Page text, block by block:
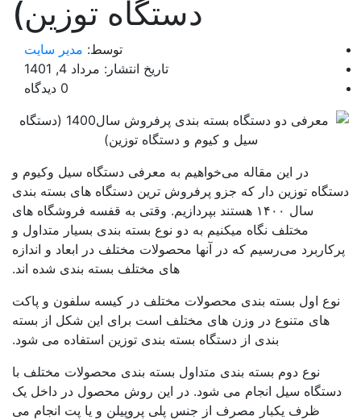
دستگاه توزین)
توسط:مدیر سایت
تاریخ انتشار: مرداد 4, 1401
در این مقاله می‌خواهیم به معرفی دستگاه سیل وکیوم و
توزین دار که جزو پرفروش ترین دستگاه های بسته بندی
سال ۱۴۰۰ هستند بپردازیم. وقتی به قفسه فروشگاه های
مختلف نگاه میکنیم به دو نوع بسته بندی بسیار متداول و
می‌رسیم که در آنها محصولات مختلف در ابعاد و اندازه
های مختلف بسته بندی شده اند.
اول بسته بندی محصولات مختلف در کیسه سلفون و پاکت
های متنوع در وزن های مختلف است برای این شکل از بسته
بندی از دستگاه بسته بندی توزین استفاده می شود.
نوع دوم بسته بندی متداول بسته بندی محصولات مختلف با
سیل انجام می شود. در این روش محصول در داخل یک
ظرف یکبار مصرف از جنس پلی پروپیلن و یا پت انجام می